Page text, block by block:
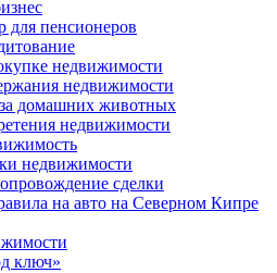
пенсионеров
недвижимости
недвижимости
домашних животных
недвижимости
недвижимости
сделки
на авто на Северном Кипре
ключ»